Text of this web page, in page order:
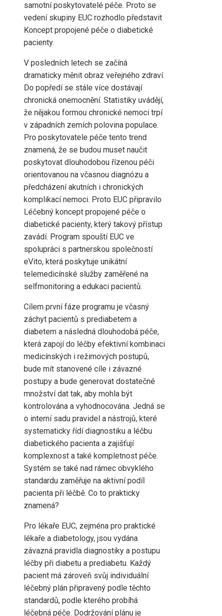
samotní poskytovatelé péče. Proto se
vedení skupiny EUC rozhodlo představit
Koncept propojené péče o diabetické
pacienty.
V posledních letech se začíná
dramaticky měnit obraz veřejného zdraví.
Do popředí se stále více dostávají
chronická onemocnění. Statistiky uvádějí,
že nějakou formou chronické nemoci trpí
v západních zemích polovina populace.
Pro poskytovatele péče tento trend
znamená, že se budou muset naučit
poskytovat dlouhodobou řízenou péči
orientovanou na včasnou diagnózu a
předcházení akutních i chronických
komplikací nemoci. Proto EUC připravilo
Léčebný koncept propojené péče o
diabetické pacienty, který takový přístup
zavádí. Program spouští EUC ve
spolupráci s partnerskou společností
eVito, která poskytuje unikátní
telemedicínské služby zaměřené na
selfmonitoring a edukaci pacientů.
Cílem první fáze programu je včasný
záchyt pacientů s prediabetem a
diabetem a následná dlouhodobá péče,
která zapojí do léčby efektivní kombinaci
medicínských i režimových postupů,
bude mít stanovené cíle i závazné
postupy a bude generovat dostatečné
množství dat tak, aby mohla být
kontrolována a vyhodnocována. Jedná se
o interní sadu pravidel a nástrojů, které
systematicky řídí diagnostiku a léčbu
diabetického pacienta a zajišťují
komplexnost a také kompletnost péče.
Systém se také nad rámec obvyklého
standardu zaměřuje na aktivní podíl
pacienta při léčbě. Co to prakticky
znamená?
Pro lékaře EUC, zejména pro praktické
lékaře a diabetology, jsou vydána
závazná pravidla diagnostiky a postupu
léčby při diabetu a prediabetu. Každý
pacient má zároveň svůj individuální
léčebný plán připravený podle těchto
standardů, podle kterého probíhá
léčebná péče. Dodržování plánu je